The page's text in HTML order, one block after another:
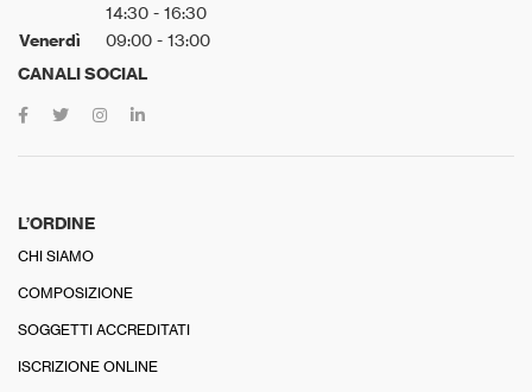
14:30 - 16:30
Venerdì 09:00 - 13:00
CANALI SOCIAL
L’ORDINE
CHI SIAMO
COMPOSIZIONE
SOGGETTI ACCREDITATI
ISCRIZIONE ONLINE